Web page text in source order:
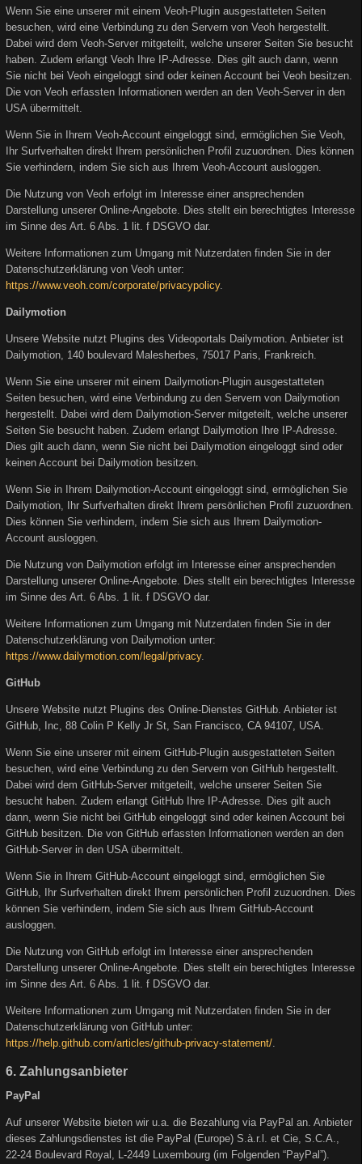
Wenn Sie eine unserer mit einem Veoh-Plugin ausgestatteten Seiten
besuchen, wird eine Verbindung zu den Servern von Veoh hergestellt.
Dabei wird dem Veoh-Server mitgeteilt, welche unserer Seiten Sie besucht
haben. Zudem erlangt Veoh Ihre IP-Adresse. Dies gilt auch dann, wenn
Sie nicht bei Veoh eingeloggt sind oder keinen Account bei Veoh besitzen.
Die von Veoh erfassten Informationen werden an den Veoh-Server in den
USA übermittelt.
Wenn Sie in Ihrem Veoh-Account eingeloggt sind, ermöglichen Sie Veoh,
Ihr Surfverhalten direkt Ihrem persönlichen Profil zuzuordnen. Dies können
Sie verhindern, indem Sie sich aus Ihrem Veoh-Account ausloggen.
Die Nutzung von Veoh erfolgt im Interesse einer ansprechenden
Darstellung unserer Online-Angebote. Dies stellt ein berechtigtes Interesse
im Sinne des Art. 6 Abs. 1 lit. f DSGVO dar.
Weitere Informationen zum Umgang mit Nutzerdaten finden Sie in der
Datenschutzerklärung von Veoh unter:
https://www.veoh.com/corporate/privacypolicy.
Dailymotion
Unsere Website nutzt Plugins des Videoportals Dailymotion. Anbieter ist
Dailymotion, 140 boulevard Malesherbes, 75017 Paris, Frankreich.
Wenn Sie eine unserer mit einem Dailymotion-Plugin ausgestatteten
Seiten besuchen, wird eine Verbindung zu den Servern von Dailymotion
hergestellt. Dabei wird dem Dailymotion-Server mitgeteilt, welche unserer
Seiten Sie besucht haben. Zudem erlangt Dailymotion Ihre IP-Adresse.
Dies gilt auch dann, wenn Sie nicht bei Dailymotion eingeloggt sind oder
keinen Account bei Dailymotion besitzen.
Wenn Sie in Ihrem Dailymotion-Account eingeloggt sind, ermöglichen Sie
Dailymotion, Ihr Surfverhalten direkt Ihrem persönlichen Profil zuzuordnen.
Dies können Sie verhindern, indem Sie sich aus Ihrem Dailymotion-
Account ausloggen.
Die Nutzung von Dailymotion erfolgt im Interesse einer ansprechenden
Darstellung unserer Online-Angebote. Dies stellt ein berechtigtes Interesse
im Sinne des Art. 6 Abs. 1 lit. f DSGVO dar.
Weitere Informationen zum Umgang mit Nutzerdaten finden Sie in der
Datenschutzerklärung von Dailymotion unter:
https://www.dailymotion.com/legal/privacy.
GitHub
Unsere Website nutzt Plugins des Online-Dienstes GitHub. Anbieter ist
GitHub, Inc, 88 Colin P Kelly Jr St, San Francisco, CA 94107, USA.
Wenn Sie eine unserer mit einem GitHub-Plugin ausgestatteten Seiten
besuchen, wird eine Verbindung zu den Servern von GitHub hergestellt.
Dabei wird dem GitHub-Server mitgeteilt, welche unserer Seiten Sie
besucht haben. Zudem erlangt GitHub Ihre IP-Adresse. Dies gilt auch
dann, wenn Sie nicht bei GitHub eingeloggt sind oder keinen Account bei
GitHub besitzen. Die von GitHub erfassten Informationen werden an den
GitHub-Server in den USA übermittelt.
Wenn Sie in Ihrem GitHub-Account eingeloggt sind, ermöglichen Sie
GitHub, Ihr Surfverhalten direkt Ihrem persönlichen Profil zuzuordnen. Dies
können Sie verhindern, indem Sie sich aus Ihrem GitHub-Account
ausloggen.
Die Nutzung von GitHub erfolgt im Interesse einer ansprechenden
Darstellung unserer Online-Angebote. Dies stellt ein berechtigtes Interesse
im Sinne des Art. 6 Abs. 1 lit. f DSGVO dar.
Weitere Informationen zum Umgang mit Nutzerdaten finden Sie in der
Datenschutzerklärung von GitHub unter:
https://help.github.com/articles/github-privacy-statement/
6. Zahlungsanbieter
PayPal
Auf unserer Website bieten wir u.a. die Bezahlung via PayPal an. Anbieter
dieses Zahlungsdienstes ist die PayPal (Europe) S.à.r.l. et Cie, S.C.A.,
22-24 Boulevard Royal, L-2449 Luxembourg (im Folgenden “PayPal”).